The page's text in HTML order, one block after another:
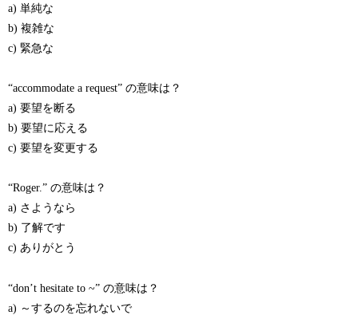
a) 単純な
b) 複雑な
c) 緊急な
“accommodate a request” の意味は？
a) 要望を断る
b) 要望に応える
c) 要望を変更する
“Roger.” の意味は？
a) さようなら
b) 了解です
c) ありがとう
“don’t hesitate to ~” の意味は？
a) ～するのを忘れないで